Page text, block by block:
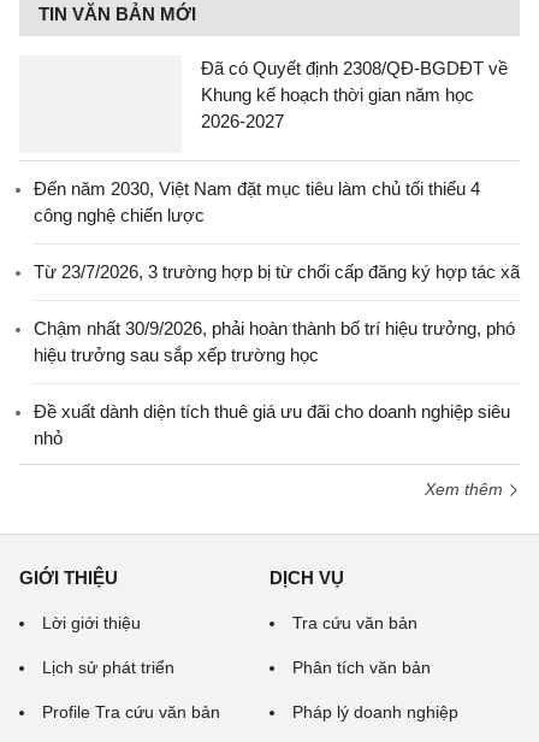
TIN VĂN BẢN MỚI
Đã có Quyết định 2308/QĐ-BGDĐT về
Khung kế hoạch thời gian năm học
2026-2027
Đến năm 2030, Việt Nam đặt mục tiêu làm chủ tối thiểu 4
công nghệ chiến lược
Từ 23/7/2026, 3 trường hợp bị từ chối cấp đăng ký hợp tác xã
Chậm nhất 30/9/2026, phải hoàn thành bố trí hiệu trưởng, phó
hiệu trưởng sau sắp xếp trường học
Đề xuất dành diện tích thuê giá ưu đãi cho doanh nghiệp siêu
nhỏ
Xem thêm
GIỚI THIỆU
Lời giới thiệu
Lịch sử phát triển
Profile Tra cứu văn bản
DỊCH VỤ
Tra cứu văn bản
Phân tích văn bản
Pháp lý doanh nghiệp